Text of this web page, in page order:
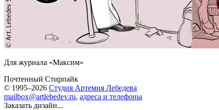
Для журнала «Максим»
Почтенный Стирпайк
© 1995–2026 Студия Артемия Лебедева
mailbox@artlebedev.ru, адреса и телефоны
Заказать дизайн...